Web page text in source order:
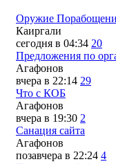
Оружие
Каиргали
сегодня в 04:34 20
Предложения по
Агафонов
вчера в 22:14 29
Что с КОБ
Агафонов
вчера в 19:30 2
Санация сайта
Агафонов
позавчера в 22:24 4